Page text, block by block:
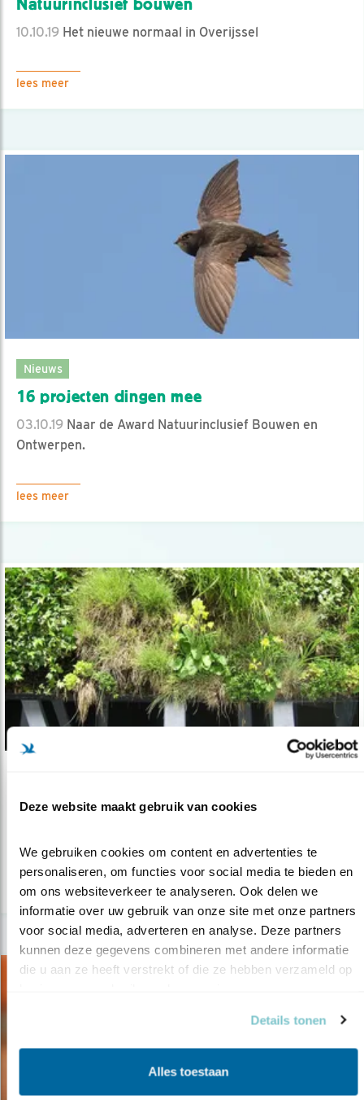
Deze website maakt gebruik van cookies
We gebruiken cookies om content en advertenties te
personaliseren, om functies voor social media te bieden en
om ons websiteverkeer te analyseren. Ook delen we
informatie over uw gebruik van onze site met onze partners
voor social media, adverteren en analyse. Deze partners
kunnen deze gegevens combineren met andere informatie
die u aan ze heeft verstrekt of die ze hebben verzameld op
Details tonen
Alles toestaan
Natuurinclusief bouwen
10.10.19 Het nieuwe normaal in Overijssel
lees meer
Nieuws
16 projecten dingen mee
03.10.19 Naar de Award Natuurinclusief Bouwen en
Ontwerpen.
lees meer
Natuurinclusief Bouwen en Ontwerpen
lees meer